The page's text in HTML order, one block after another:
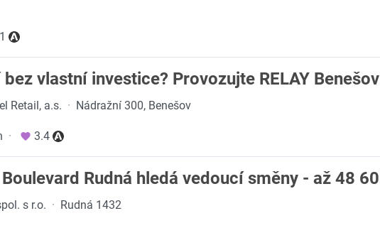
vlastní investice? Provozujte RELAY Benešov
Retail, a.s. · Nádražní 300, Benešov
· 3.4
Rudná hledá vedoucí směny - až 48
s r.o. · Rudná 1432